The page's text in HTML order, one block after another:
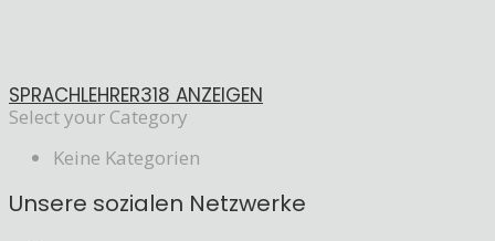
SPRACHLEHRER318 ANZEIGEN
Select your Category
Keine Kategorien
Unsere sozialen Netzwerke